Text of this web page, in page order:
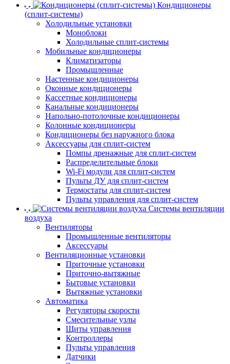
Кондиционеры
(сплит-системы)
Холодильные установки
Моноблоки
Холодильные сплит-системы
Мобильные кондиционеры
Климатизаторы
Промышленные
Настенные кондиционеры
Оконные кондиционеры
Кассетные кондиционеры
Канальные кондиционеры
Напольно-потолочные кондиционеры
Колонные кондиционеры
Кондиционеры без наружного блока
Аксессуары для сплит-систем
Помпы дренажные для сплит-систем
Распределительные блоки
Wi-Fi модули для сплит-систем
Пульты ДУ для сплит-систем
Термостаты для сплит-систем
Пульты управления для сплит-систем
Системы вентиляции
воздуха
Вентиляторы
Промышленные вентиляторы
Аксессуары
Вентиляционные установки
Приточные установки
Приточно-вытяжные
Бытовые установки
Вытяжные установки
Автоматика
Регуляторы скорости
Смесительные узлы
Щиты управления
Контроллеры
Пульты управления
Датчики